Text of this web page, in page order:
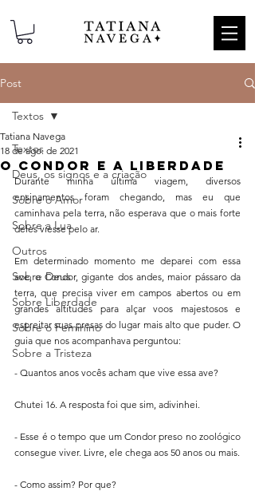
Post
Textos
Deus, os signos e a criação
Sobre o Amor
Sobre a Lua
Outros
Sobre Deus
Sobre Liberdade
Sobre o Feminino
Sobre a Tristeza
Textos
O condor e a liberdade
Tatiana Navega
18 de ago. de 2021
Durante minha última viagem, diversos
ensinamentos foram chegando, mas eu que
caminhava pela terra, não esperava que o mais forte
deles viesse pelo ar.
Em determinado momento me deparei com essa
ave, o Condor, gigante dos andes, maior pássaro da
terra, que precisa viver em campos abertos ou em
grandes altitudes para alçar voos majestosos e
espreitar suas presas do lugar mais alto que puder. O
guia que nos acompanhava perguntou:
- Quantos anos vocês acham que vive essa ave?
Chutei 16. A resposta foi que sim, adivinhei.
- Esse é o tempo que um Condor preso no zoológico
consegue viver. Livre, ele chega aos 50 anos ou mais.
- Como assim? Por que?